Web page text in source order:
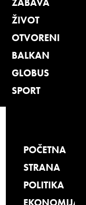
ZABAVA
ŽIVOT
OTVORENI
BALKAN
GLOBUS
SPORT
POČETNA
STRANA
POLITIKA
EKONOMIJA